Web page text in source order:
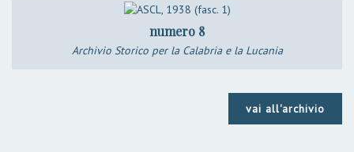
numero 8
Archivio Storico per la Calabria e la Lucania
vai all'archivio